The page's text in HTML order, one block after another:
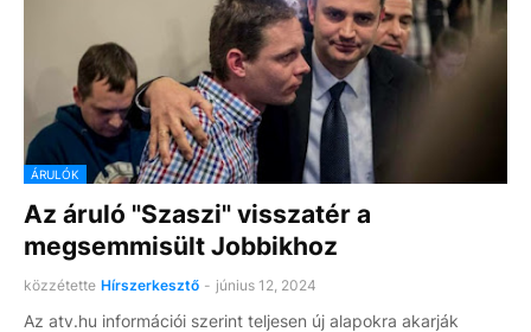
ÁRULÓK
Az áruló "Szaszi" visszatér a
megsemmisült Jobbikhoz
közzétette Hírszerkesztő - június 12, 2024
Az atv.hu információi szerint teljesen új alapokra akarják